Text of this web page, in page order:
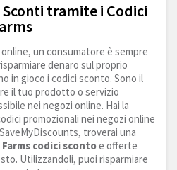
tramite i Codici
un consumatore è sempre
denaro sul proprio
in gioco i codici sconto. Sono il
il tuo prodotto o servizio
nei negozi online. Hai la
promozionali nei negozi online
troverai una
Farms codici scontoe offerte
Utilizzandoli, puoi risparmiare